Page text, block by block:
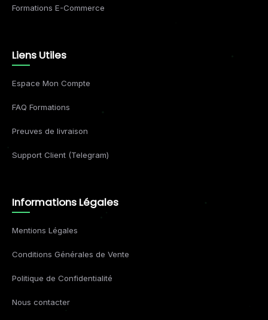
Formations E-Commerce
Liens Utiles
Espace Mon Compte
FAQ Formations
Preuves de livraison
Support Client (Telegram)
Informations Légales
Mentions Légales
Conditions Générales de Vente
Politique de Confidentialité
Nous contacter